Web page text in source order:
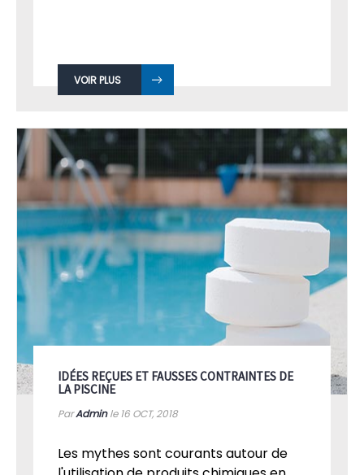
VOIR PLUS
IDÉES REÇUES ET FAUSSES CONTRAINTES DE
LA PISCINE
ParAdminle 16 OCT, 2018
Les mythes sont courants autour de